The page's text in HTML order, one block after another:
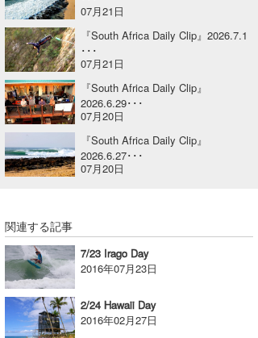
07月21日
『South Africa Daily Clip』2026.7.1
･･･
07月21日
『South Africa Daily Clip』
2026.6.29･･･
07月20日
『South Africa Daily Clip』
2026.6.27･･･
07月20日
関連する記事
7/23 Irago Day
2016年07月23日
2/24 Hawaii Day
2016年02月27日
KY
MIN
mitz
OYZ
S.K
VAGY
waka☆=
YUKI☆
たっちー